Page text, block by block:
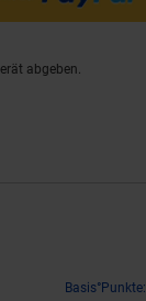
abgeben.
Basis°Punkte: